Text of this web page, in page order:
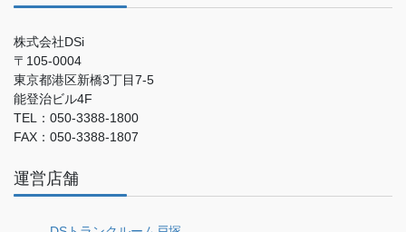
株式会社DSi
〒105-0004
東京都港区新橋3丁目7-5
能登治ビル4F
TEL：050-3388-1800
FAX：050-3388-1807
運営店舗